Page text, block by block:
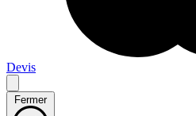
Devis
Fermer